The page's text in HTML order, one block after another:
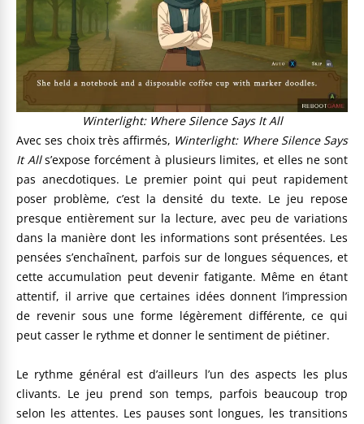
Winterlight: Where Silence Says It All
Avec ses choix très affirmés, Winterlight: Where Silence Says
It Alls’expose forcément à plusieurs limites, et elles ne sont
pas anecdotiques. Le premier point qui peut rapidement
poser problème, c’est la densité du texte. Le jeu repose
presque entièrement sur la lecture, avec peu de variations
dans la manière dont les informations sont présentées. Les
pensées s’enchaînent, parfois sur de longues séquences, et
cette accumulation peut devenir fatigante. Même en étant
attentif, il arrive que certaines idées donnent l’impression
de revenir sous une forme légèrement différente, ce qui
peut casser le rythme et donner le sentiment de piétiner.
Le rythme général est d’ailleurs l’un des aspects les plus
clivants. Le jeu prend son temps, parfois beaucoup trop
selon les attentes. Les pauses sont longues, les transitions